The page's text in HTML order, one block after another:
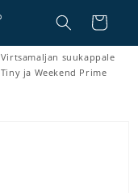
Ostoskori
Virtsamaljan suukappale
Tiny ja Weekend Prime